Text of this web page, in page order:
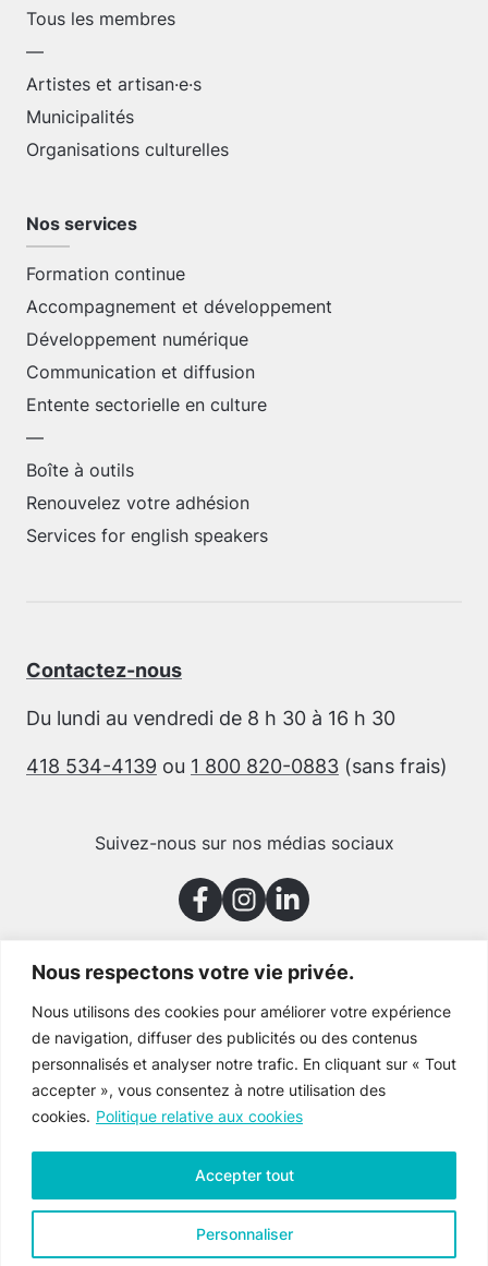
Nous respectons votre vie privée.
Nous utilisons des cookies pour améliorer votre expérience
de navigation, diffuser des publicités ou des contenus
personnalisés et analyser notre trafic. En cliquant sur « Tout
accepter », vous consentez à notre utilisation des
cookies. Politique relative aux cookies
Personnaliser
Accepter tout
Tous les membres
—
Artistes et artisan·e·s
Municipalités
Organisations culturelles
Nos services
Formation continue
Accompagnement et développement
Développement numérique
Communication et diffusion
Entente sectorielle en culture
—
Boîte à outils
Renouvelez votre adhésion
Services for english speakers
Contactez-nous
Du lundi au vendredi de 8 h 30 à 16 h 30
418 534-4139 ou 1 800 820-0883 (sans frais)
Suivez-nous sur nos médias sociaux
Merci à nos partenaires